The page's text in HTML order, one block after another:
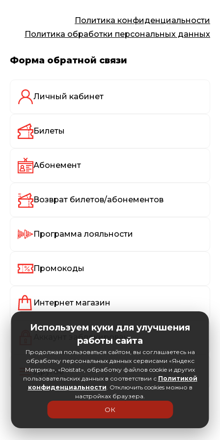
Политика конфиденциальности
Политика обработки персональных данных
Форма обратной связи
Личный кабинет
Билеты
Абонемент
Возврат билетов/абонементов
Программа лояльности
Промокоды
Интернет магазин
Аккаунт заблокирован
Другое
Используем куки для улучшения
работы сайта
Продолжая пользоваться сайтом, вы соглашаетесь на
обработку персональных данных сервисами «Яндекс
Метрика», «Roistat», обработку файлов cookie и других
пользовательских данных в соответствии с Политикой
конфиденциальности. Отключить cookies можно в
настройках браузера.
ОК